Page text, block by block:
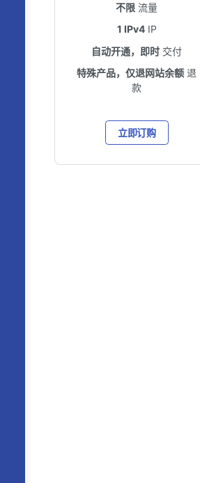
不限 流量
1 IPv4IP
自动开通，即时 交付
特殊产品，仅退网站余额 退
款
立即订购